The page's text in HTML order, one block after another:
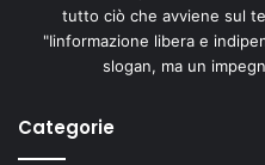
tutto ciò che avviene sul
"Iinformazione libera e
slogan, ma un
Categorie